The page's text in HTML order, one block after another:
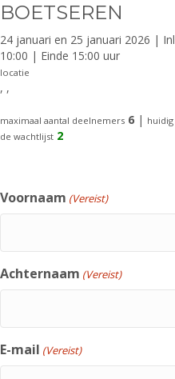
BOETSEREN
24 januari en 25 januari 2026 |
10:00 | Einde 15:00 uur
locatie
, ,
maximaal aantal deelnemers 6 |
de wachtlijst 2
Voornaam (Vereist)
Achternaam (Vereist)
E-mail (Vereist)